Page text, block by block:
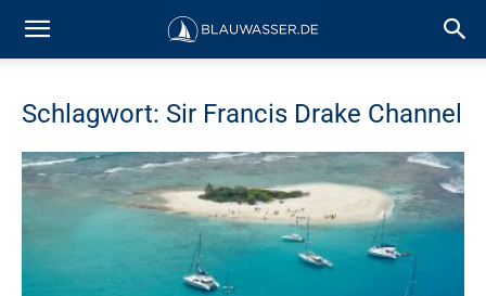
Schlagwort: Sir Francis Drake Channel